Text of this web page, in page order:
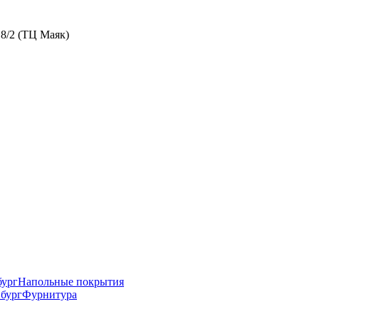
8/2 (ТЦ Маяк)
Напольные покрытия
Фурнитура